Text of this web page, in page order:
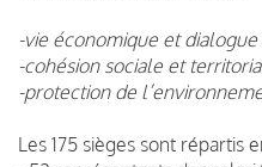
-vie économique et dialogue
-cohésion sociale et
-protection de
Les 175 sièges sont répartis